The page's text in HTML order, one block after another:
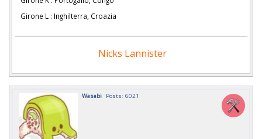
Girone L : Inghilterra, Croazia
Nicks Lannister
Wasabi Posts: 6021